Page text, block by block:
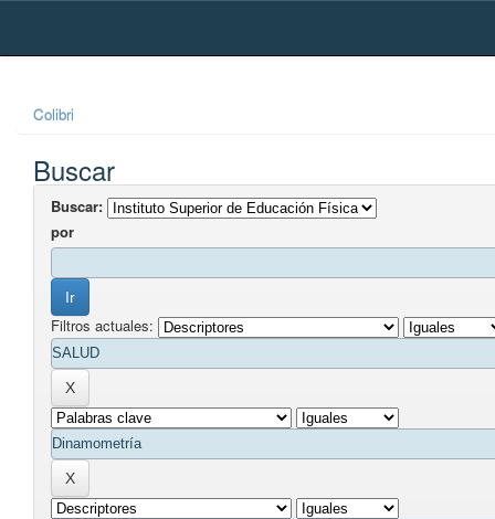
Skip
Colibri
Buscar
Buscar:
por
Filtros actuales: